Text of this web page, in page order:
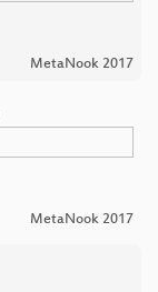
MetaNook 2017
MetaNook 2017